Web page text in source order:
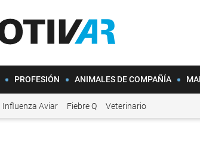
PROFESIÓN ANIMALES DE COMPAÑÍA
Influenza Aviar Fiebre Q Veterinario